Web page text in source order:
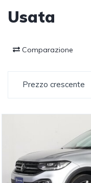
Usata
Comparazione
Prezzo crescente